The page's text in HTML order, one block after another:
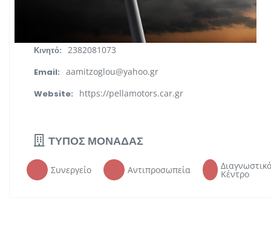
Κεντρική Μακεδονία
2382025037
Κινητό: 2382081073
Email: aamitzoglou@yahoo.gr
Website:
https://pellamotors.car.gr
ΤΥΠΟΣ ΜΟΝΑΔΑΣ
Συνεργείο Αντιπροσωπεία Διαγνωστικό
Κέντρο